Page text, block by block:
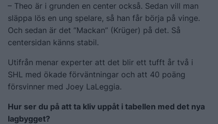
– Theo är i grunden en center också. Sedan vill man
släppa lös en ung spelare, så han får börja på vinge.
Och sedan är det ”Mackan” (Krüger) på det. Så
centersidan känns stabil.
Utifrån menar experter att det blir ett tufft år två i
SHL med ökade förväntningar och att 40 poäng
försvinner med Joey LaLeggia.
Hur ser du på att ta kliv uppåt i tabellen med det nya
lagbygget?